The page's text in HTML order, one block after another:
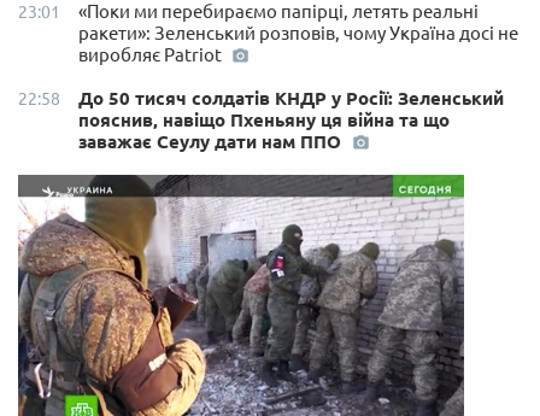
23:01
«Поки ми перебираємо папірці, летять реальні
ракети»: Зеленський розповів, чому Україна досі не
виробляє Patriot
22:58
До 50 тисяч солдатів КНДР у Росії: Зеленський
пояснив, навіщо Пхеньяну ця війна та що
заважає Сеулу дати нам ППО